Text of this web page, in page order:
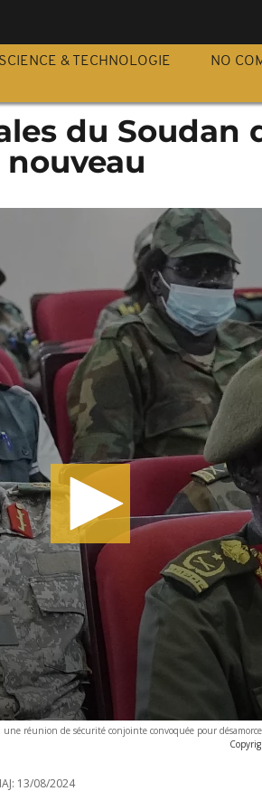
SCIENCE & TECHNOLOGIE NO
du Soudan
une réunion de sécurité conjointe convoquée pour
13/08/2024